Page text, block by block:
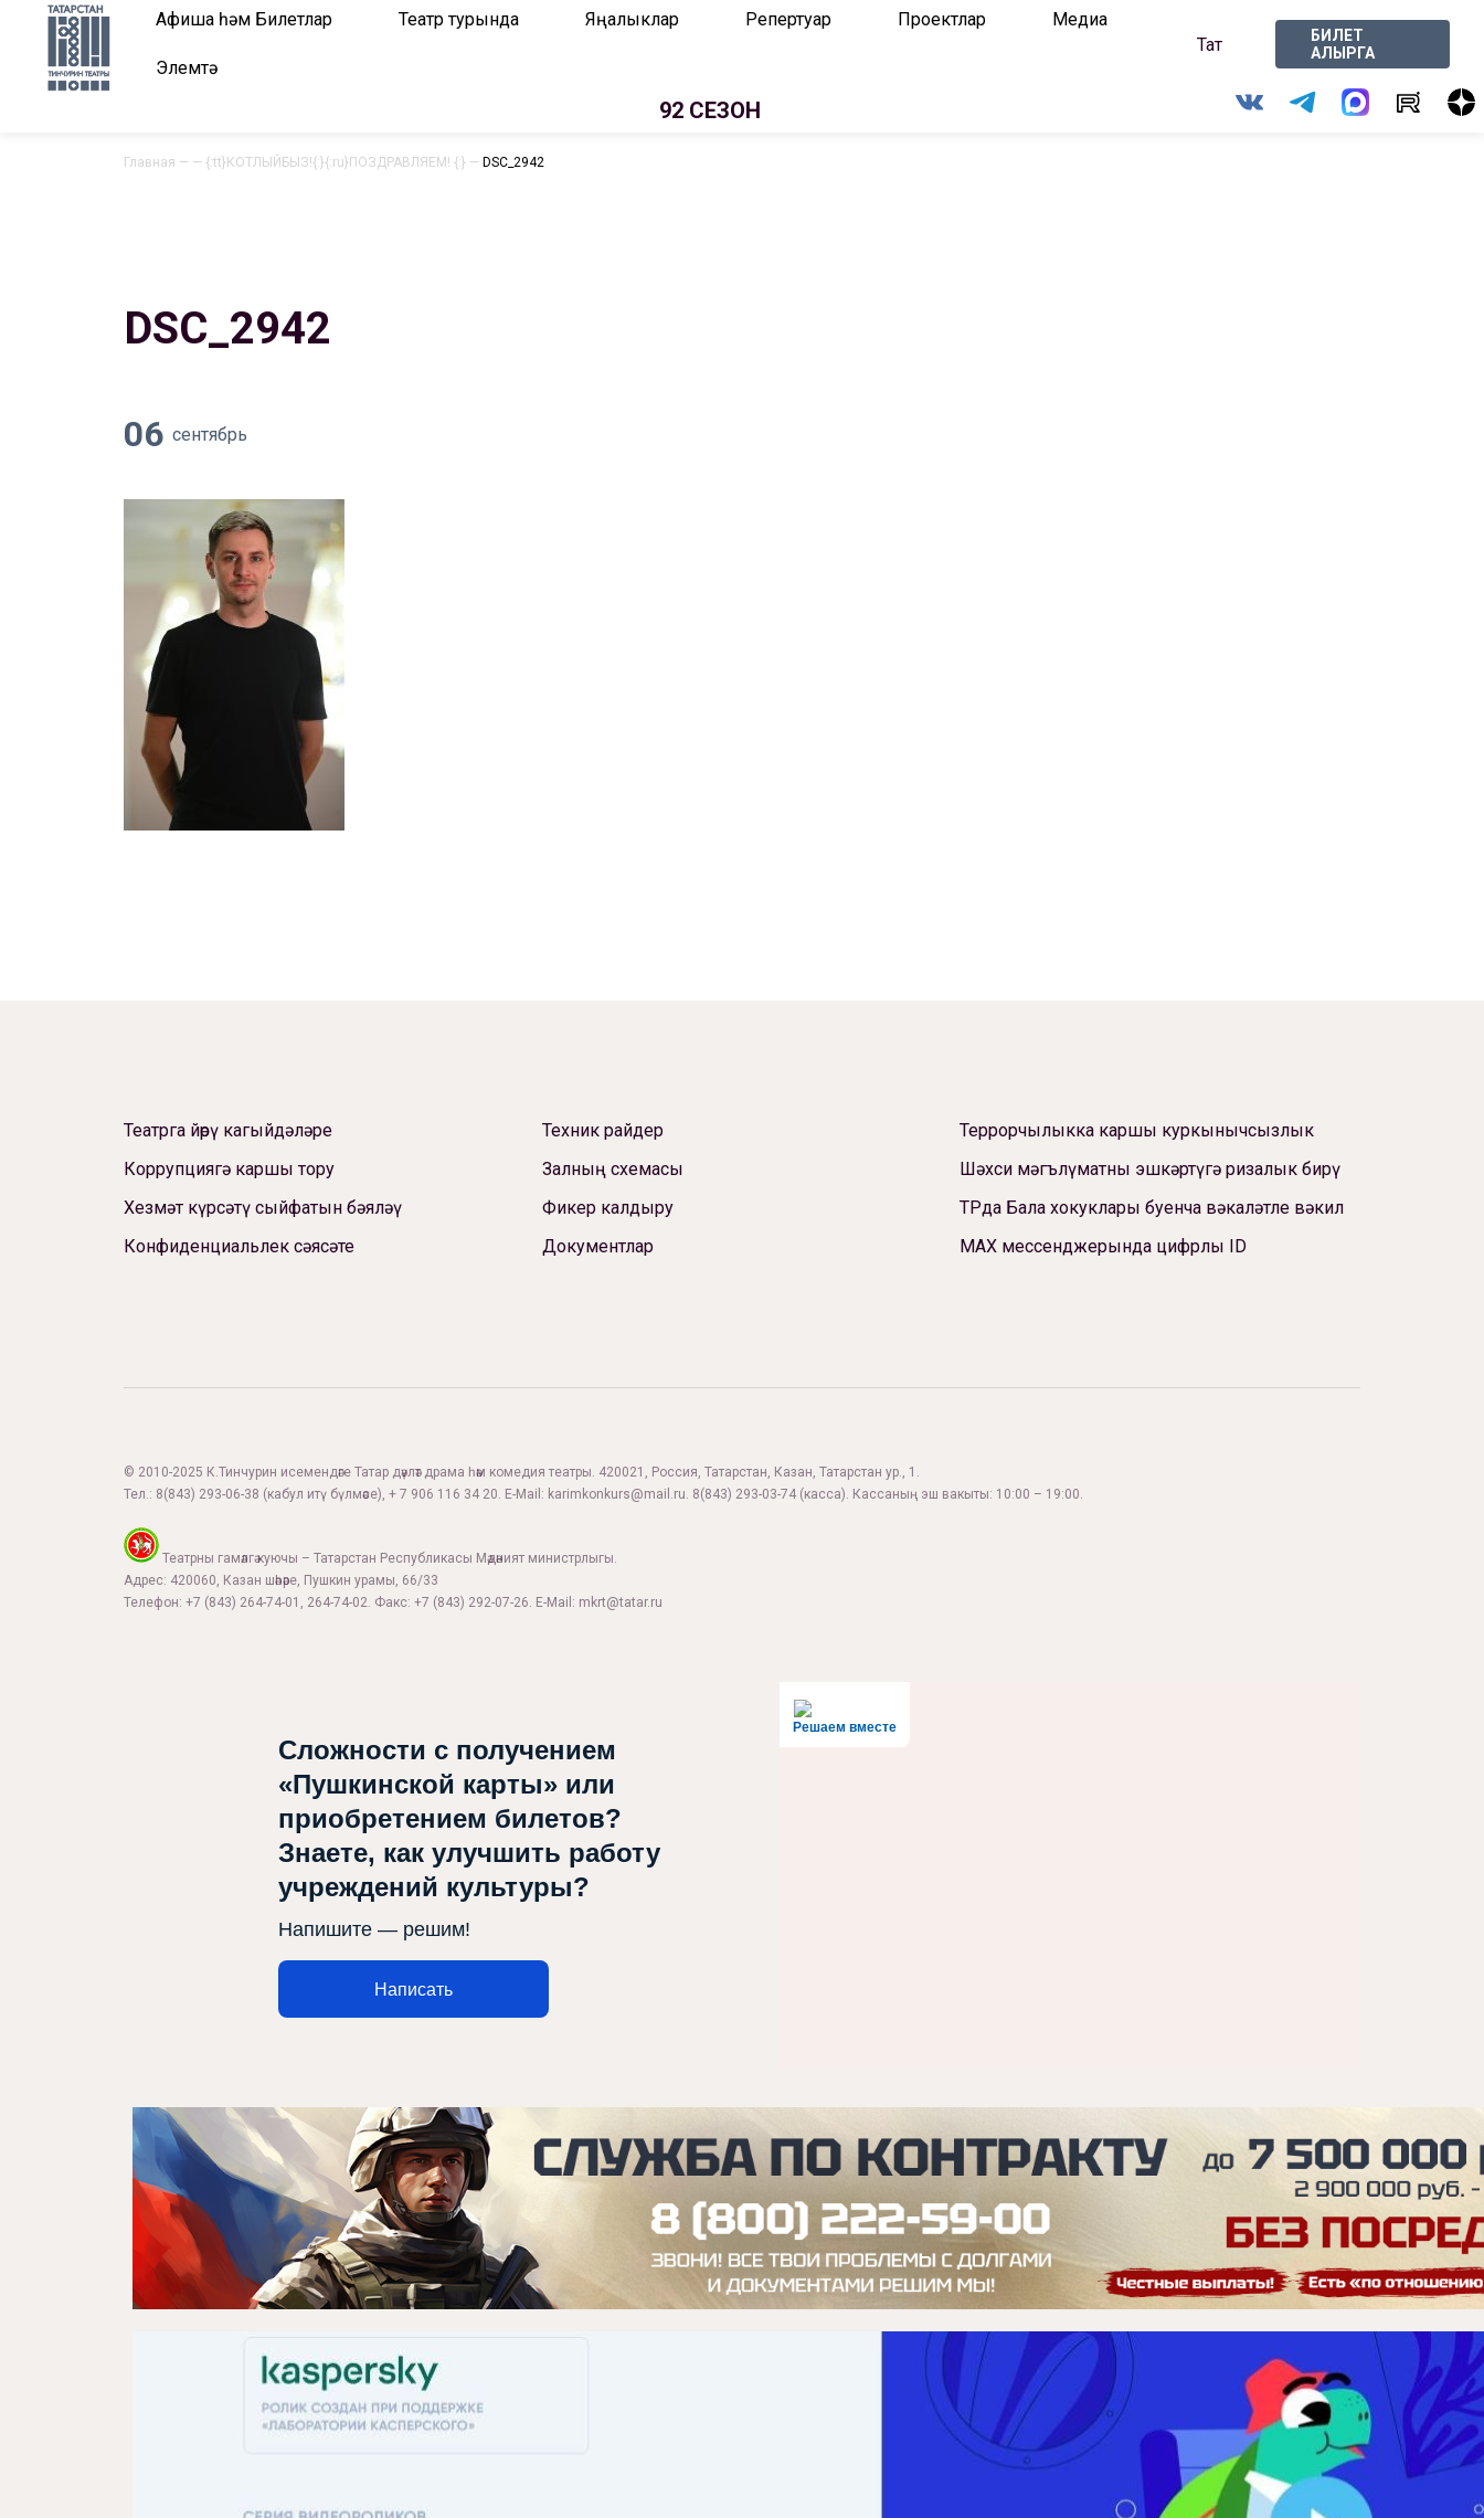
Афиша һәм Билетлар Театр турында Яңалыклар Репертуар Проектлар Медиа
Элемтә
Тат
БИЛЕТ
АЛЫРГА
92 СЕЗОН
Репертуар
Проектлар
Медиа
Элемтә
Главная — — {:tt}КОТЛЫЙБЫЗ!{:}{:ru}ПОЗДРАВЛЯЕМ! {:} — DSC_2942
DSC_2942
06 сентябрь
Театрга йөрү кагыйдәләре
Коррупциягә каршы тору
Хезмәт күрсәтү сыйфатын бәяләү
Конфиденциальлек сәясәте
Техник райдер
Залның схемасы
Фикер калдыру
Документлар
Террорчылыкка каршы куркынычсызлык
Шәхси мәгълүматны эшкәртүгә ризалык бирү
ТРда Бала хокуклары буенча вәкаләтле вәкил
МАХ мессенджерында цифрлы ID
© 2010-2025 К.Тинчурин исемендәге Татар дәүләт драма һәм комедия театры. 420021, Россия, Татарстан, Казан, Татарстан ур., 1.
Тел.: 8(843) 293-06-38 (кабул итү бүлмәсе), + 7 906 116 34 20. E-Mail: karimkonkurs@mail.ru. 8(843) 293-03-74 (касса). Кассаның эш вакыты: 10:00 – 19:00.
Театрны гамәлгә куючы – Татарстан Республикасы Мәдәният министрлыгы.
Адрес: 420060, Казан шәһәре, Пушкин урамы, 66/33
Телефон: +7 (843) 264-74-01, 264-74-02. Факс: +7 (843) 292-07-26. E-Mail: mkrt@tatar.ru
Решаем вместе
Сложности с получением
«Пушкинской карты» или
приобретением билетов?
Знаете, как улучшить работу
учреждений культуры?
Напишите — решим!
Написать